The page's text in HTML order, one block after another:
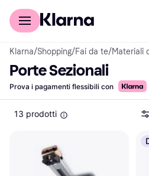
Per il tuo shopping
Klarna/Shopping/Fai da te/Materiali
Porte Sezionali
Prova i pagamenti flessibili con
13 prodotti